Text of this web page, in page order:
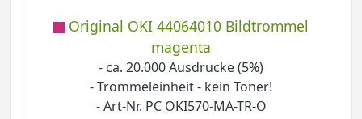
Original OKI 44064010 Bildtrommel
magenta
- ca. 20.000 Ausdrucke (5%)
- Trommeleinheit - kein Toner!
- Art-Nr. PC OKI570-MA-TR-O